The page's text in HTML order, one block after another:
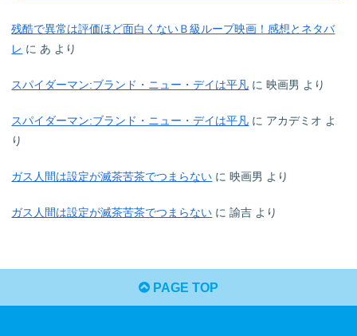
残酷で異常は評価ほど面白くないＢ級ループ映画！感想とネタバ
レ にあ より
スパイダーマン:ブランド・ニュー・デイは平凡 に映画男 より
スパイダーマン:ブランド・ニュー・デイは平凡 に アカデミオ よ
り
ガス人間は設定が滅茶苦茶でつまらない に映画男 より
ガス人間は設定が滅茶苦茶でつまらない に諭吉 より
PAGE TOP